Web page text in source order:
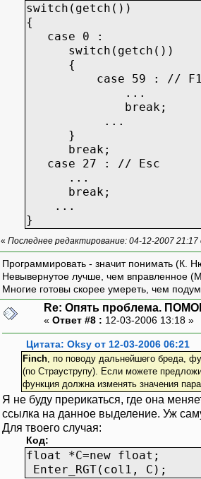
switch(getch())
{
case 0 :
switch(getch())
{
case 59 : //
...
break;
...
}
break;
case 27 : // Esc
...
break;
...
}
« Последнее редактирование: 04-12-2007
Программировать - значит понимать (К.
Невывернутое лучше, чем вправленное
Многие готовы скорее умереть, чем
Re: Опять проблема.
« Ответ #8 : 12-03-2006 13:18 »
Цитата: Oksy от 12-03-2006 06:21
Finch, по поводу дальнейшего бреда,
(по Страуструпу). Если можете
функция должна изменять значения
Я не буду прерикаться, где она
ссылка на данное выделение. Уж
Для твоего случая:
Код:
float *C=new float;
Enter_RGT(col1, C);